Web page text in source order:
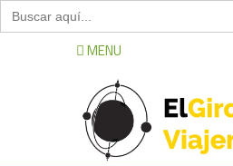
Buscar:
MENU